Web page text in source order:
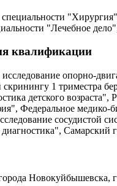
"Лечебное
квалификации
исследование опорно-
скринингу 1 триместра
детского
Федеральное медико-
сосудистой
диагностика",
Новокуйбышевска,